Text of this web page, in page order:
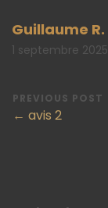
Guillaume R.
1 septembre 2025
PREVIOUS POST
← avis 2